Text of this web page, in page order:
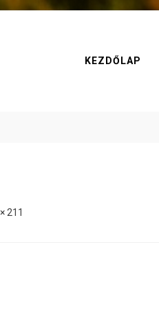
KEZDŐLAP
211